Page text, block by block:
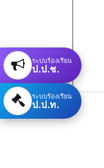
ระบบร้องเรียน
ป.ป.ช.
ระบบร้องเรียน
ป.ป.ท.